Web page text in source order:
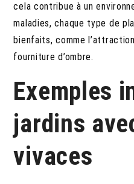
cela contribue à un
maladies, chaque type de
bienfaits, comme
fourniture d’ombre.
Exemples
jardins
vivaces